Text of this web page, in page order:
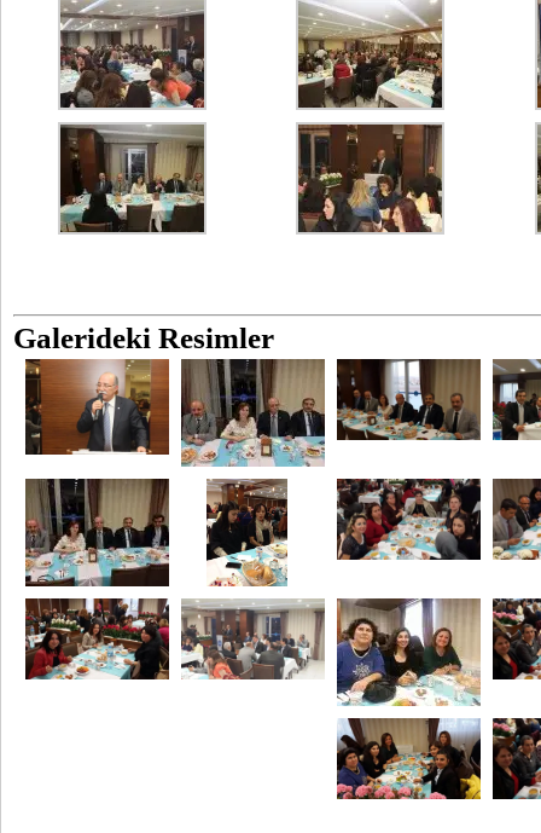
Galerideki Resimler